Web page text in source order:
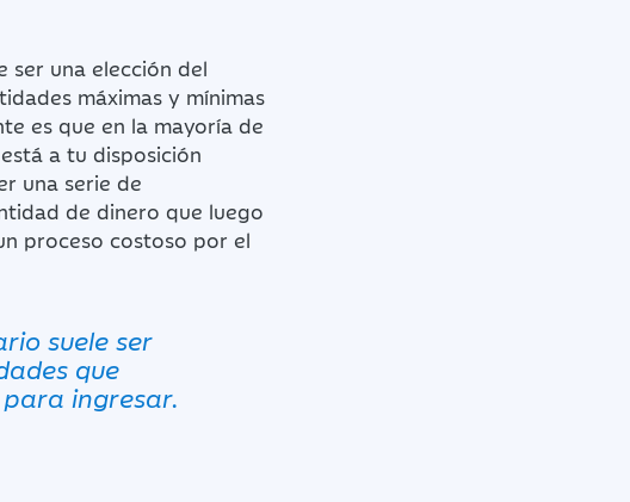
ser una elección del
máximas y mínimas
es que en la mayoría de
a tu disposición
una serie de
de dinero que luego
proceso costoso por el
suele ser
que
ingresar.